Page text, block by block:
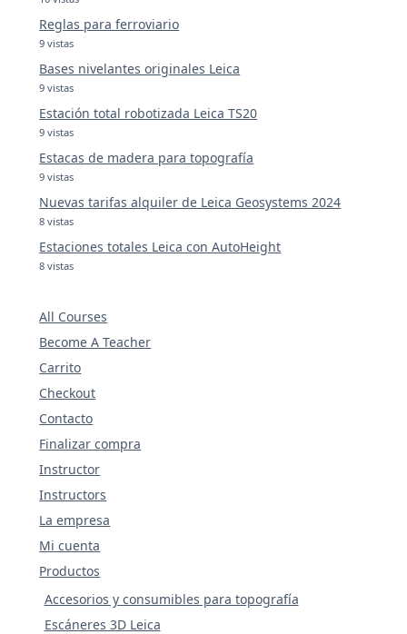
Reglas para ferroviario
9 vistas
Bases nivelantes originales Leica
9 vistas
Estación total robotizada Leica TS20
9 vistas
Estacas de madera para topografía
9 vistas
Nuevas tarifas alquiler de Leica Geosystems 2024
8 vistas
Estaciones totales Leica con AutoHeight
8 vistas
All Courses
Become A Teacher
Carrito
Checkout
Contacto
Finalizar compra
Instructor
Instructors
La empresa
Mi cuenta
Productos
Accesorios y consumibles para topografía
Escáneres 3D Leica